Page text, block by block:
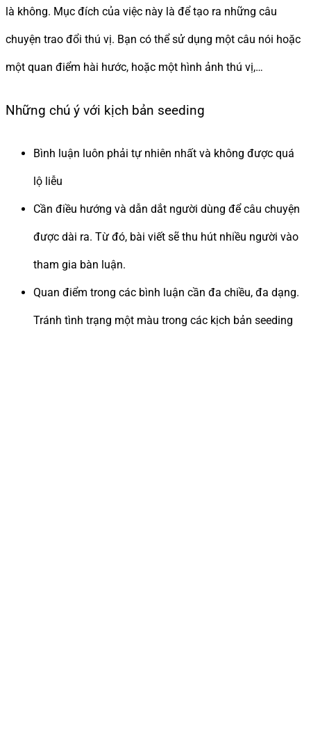
là không. Mục đích của việc này là để tạo ra những câu
chuyện trao đổi thú vị. Bạn có thể sử dụng một câu nói hoặc
một quan điểm hài hước, hoặc một hình ảnh thú vị,…
Những chú ý với kịch bản seeding
Bình luận luôn phải tự nhiên nhất và không được quá
lộ liễu
Cần điều hướng và dẫn dắt người dùng để câu chuyện
được dài ra. Từ đó, bài viết sẽ thu hút nhiều người vào
tham gia bàn luận.
Quan điểm trong các bình luận cần đa chiều, đa dạng.
Tránh tình trạng một màu trong các kịch bản seeding